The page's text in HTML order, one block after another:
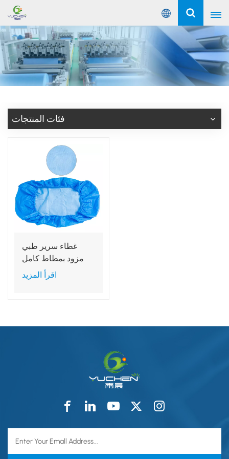
عربي
English
Русский
Español
فئات المنتجات
غطاء سرير طبي
مزود بمطاط كامل
للمستشفيات
اقرأ المزيد